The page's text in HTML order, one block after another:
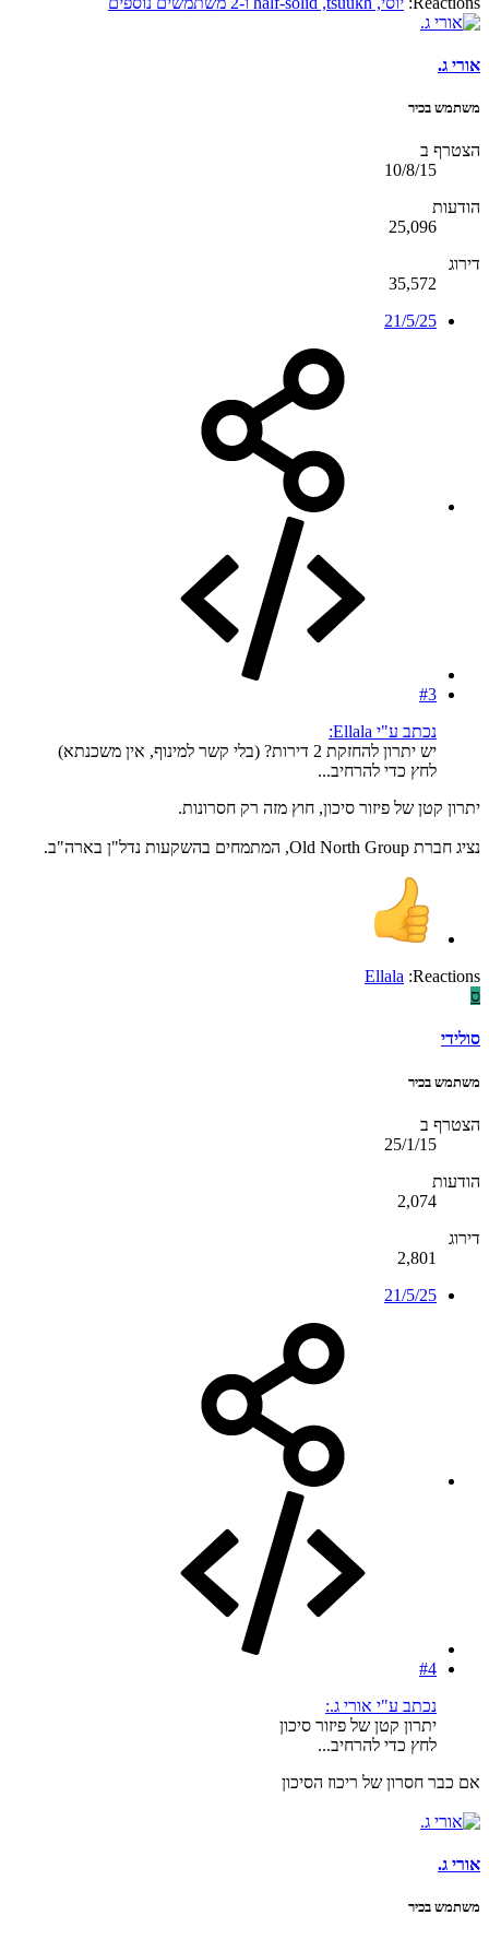
אורי ג.
משתמש בכיר
הצטרף ב
10/8/15
הודעות
25,096
דירוג
35,572
21/5/25
#3
נכתב ע"י Ellala:
יש יתרון להחזקת 2 דירות? (בלי קשר למינוף, אין משכנתא)
לחץ כדי להרחיב...
יתרון קטן של פיזור סיכון, חוץ מזה רק חסרונות.
נציג חברת Old North Group, המתמחים בהשקעות נדל"ן בארה"ב.
Reactions:
Ellala
ס
סולידי
משתמש בכיר
הצטרף ב
25/1/15
הודעות
2,074
דירוג
2,801
21/5/25
#4
נכתב ע"י אורי ג.:
יתרון קטן של פיזור סיכון
לחץ כדי להרחיב...
אם כבר חסרון של ריכוז הסיכון
אורי ג.
משתמש בכיר